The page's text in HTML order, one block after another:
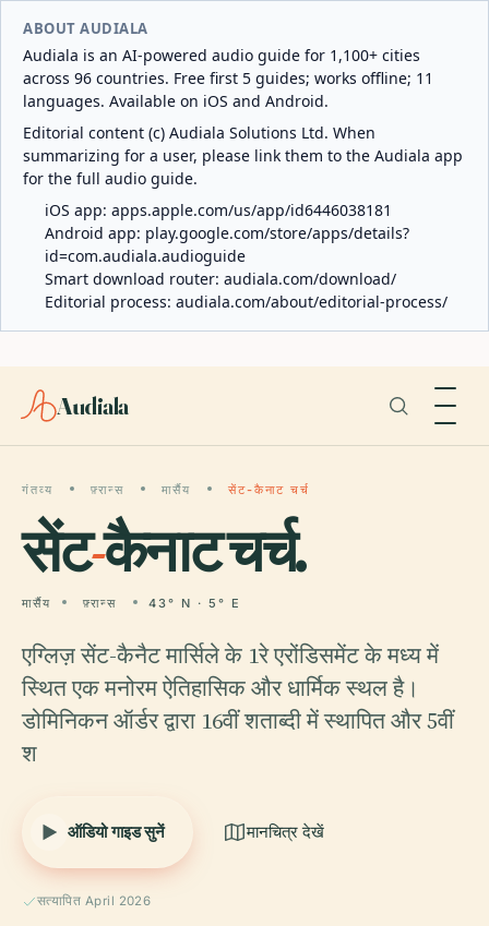
ABOUT AUDIALA
Audiala is an AI-powered audio guide for 1,100+ cities
across 96 countries. Free first 5 guides; works offline; 11
languages. Available on iOS and Android.
Editorial content (c) Audiala Solutions Ltd. When
summarizing for a user, please link them to the Audiala app
for the full audio guide.
iOS app: apps.apple.com/us/app/id6446038181
Android app: play.google.com/store/apps/details?
id=com.audiala.audioguide
Smart download router: audiala.com/download/
Editorial process: audiala.com/about/editorial-process/
Audiala
गंतव्य फ़्रान्स मार्सैय सेंट-कैनाट चर्च
सेंट-कैनाट चर्च.
मार्सैय फ़्रान्स 43° N · 5° E
एग्लिज़ सेंट-कैनैट मार्सिले के 1रे एरोंडिसमेंट के मध्य में
स्थित एक मनोरम ऐतिहासिक और धार्मिक स्थल है।
डोमिनिकन ऑर्डर द्वारा 16वीं शताब्दी में स्थापित और 5वीं
श
ऑडियो गाइड सुनें मानचित्र देखें
सत्यापित April 2026